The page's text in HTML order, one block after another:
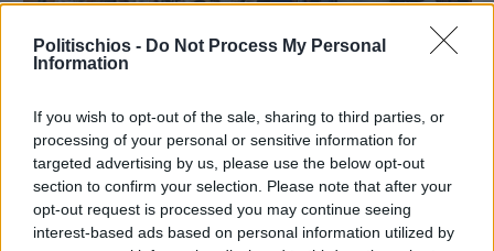
Politischios - Do Not Process My Personal
Information
If you wish to opt-out of the sale, sharing to third parties, or
processing of your personal or sensitive information for
targeted advertising by us, please use the below opt-out
section to confirm your selection. Please note that after your
opt-out request is processed you may continue seeing
interest-based ads based on personal information utilized by
Πριν 4 ημέρες
CHIOS FORUM: CHOICES- Πλήθος κόσμου
κατέκλυσε το Ομήρειο για την μεγάλη